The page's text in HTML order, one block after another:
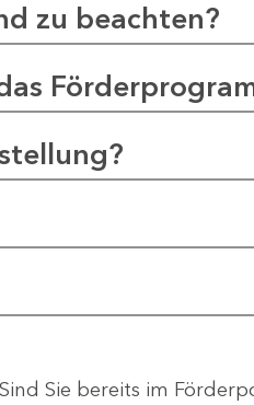
zu beachten?
Sind Sie bereits im